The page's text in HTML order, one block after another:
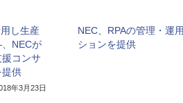
し生産
NECが
コンサ
提供
年3月23日
NEC、RPAの管理・運
ションを提供